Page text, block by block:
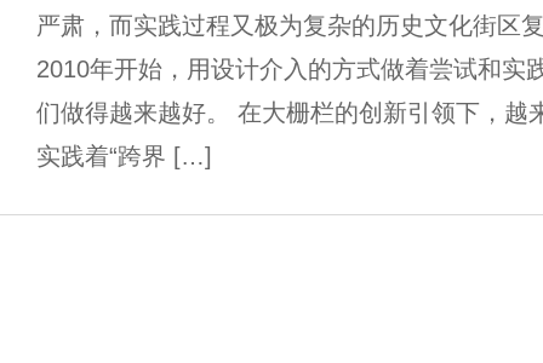
严肃，而实践过程又极为复杂的历史文化街区
2010年开始，用设计介入的方式做着尝试和实
们做得越来越好。 在大栅栏的创新引领下，越
实践着“跨界 […]